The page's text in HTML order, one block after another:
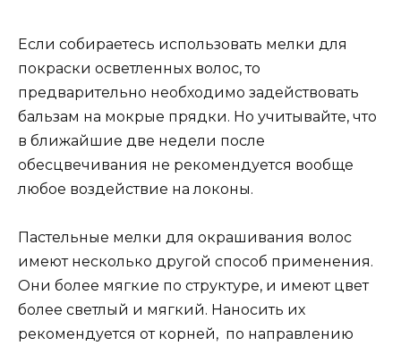
Если собираетесь использовать мелки для
покраски осветленных волос, то
предварительно необходимо задействовать
бальзам на мокрые прядки. Но учитывайте, что
в ближайшие две недели после
обесцвечивания не рекомендуется вообще
любое воздействие на локоны.
Пастельные мелки для окрашивания волос
имеют несколько другой способ применения.
Они более мягкие по структуре, и имеют цвет
более светлый и мягкий. Наносить их
рекомендуется от корней, по направлению